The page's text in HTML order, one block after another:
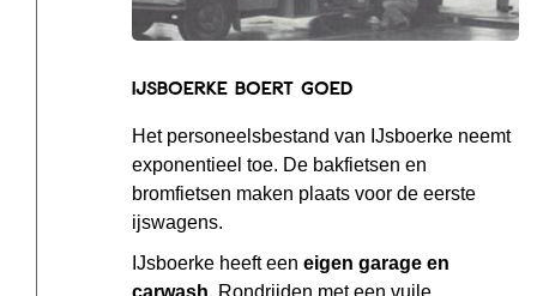
IJsboerke boert goed
Het personeelsbestand van IJsboerke neemt
exponentieel toe. De bakfietsen en
bromfietsen maken plaats voor de eerste
ijswagens.
IJsboerke heeft een eigen garage en